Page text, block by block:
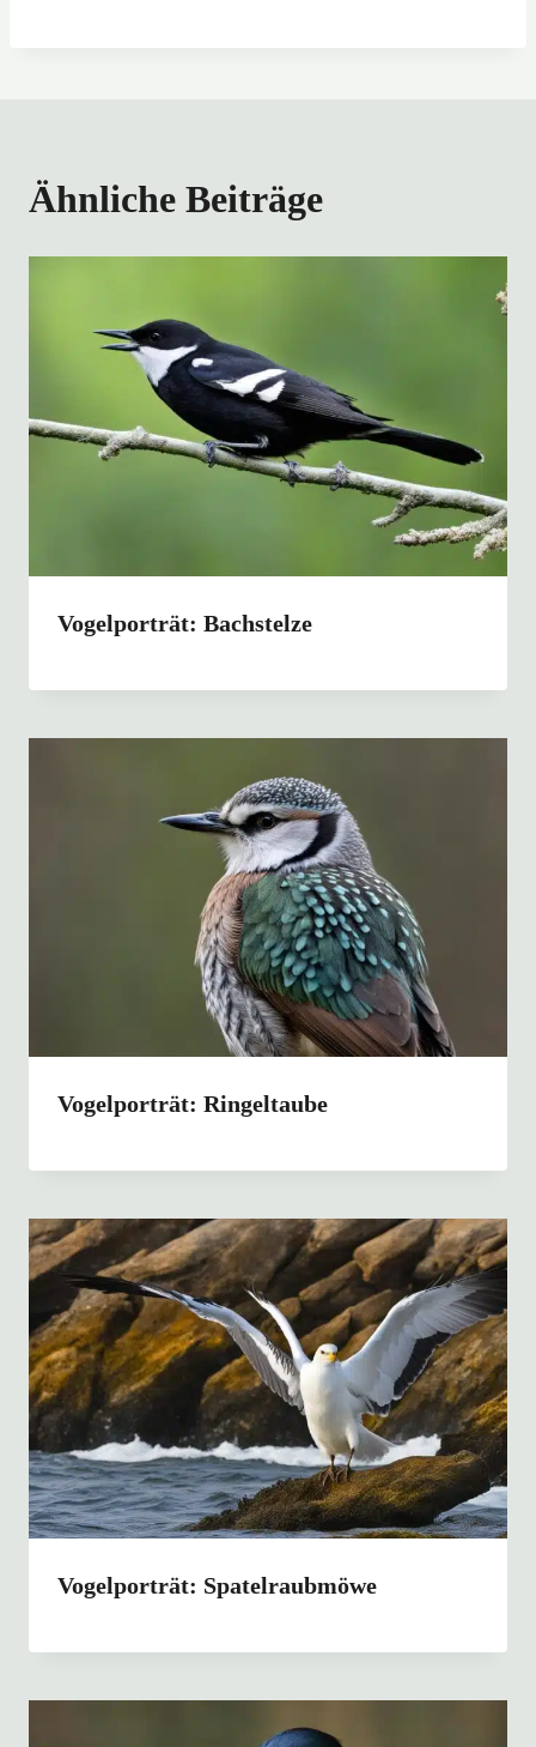
Ähnliche Beiträge
Vogelporträt: Bachstelze
Vogelporträt: Ringeltaube
Vogelporträt: Spatelraubmöwe